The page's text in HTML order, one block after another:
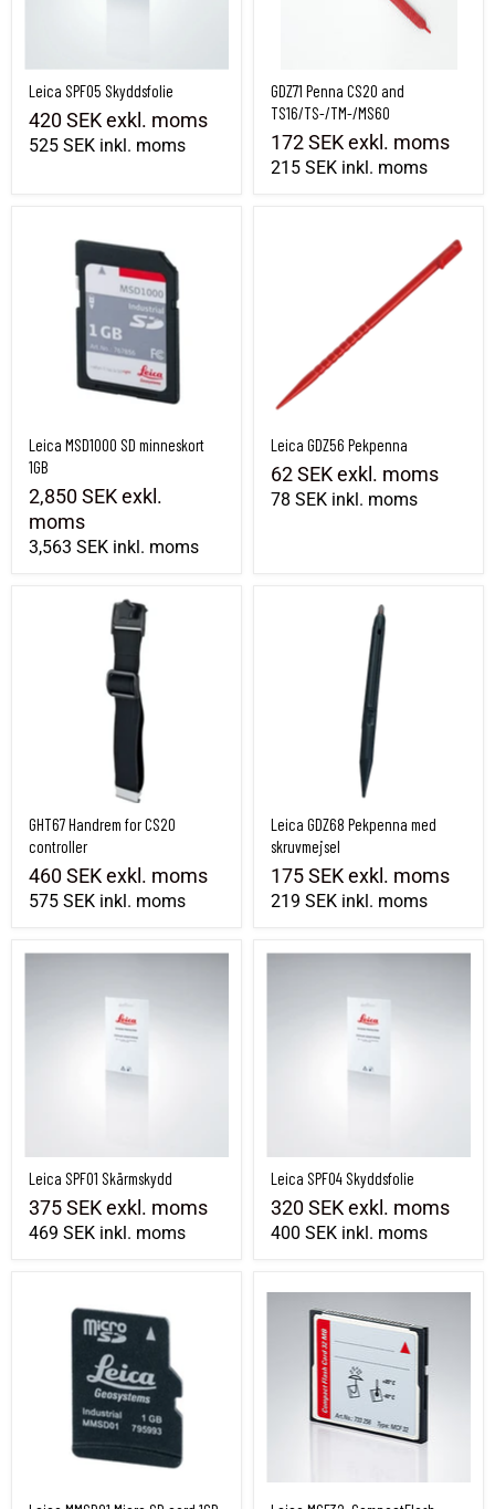
Leica SPF05 Skyddsfolie
420 SEKexkl. moms
525 SEK inkl. moms
GDZ71 Penna CS20 and
TS16/TS-/TM-/MS60
172 SEKexkl. moms
215 SEK inkl. moms
Leica MSD1000 SD minneskort
1GB
2,850 SEKexkl.
moms
3,563 SEK inkl. moms
Leica GDZ56 Pekpenna
62 SEKexkl. moms
78 SEK inkl. moms
GHT67 Handrem for CS20 controller
GHT67 Handrem for CS20
controller
460 SEKexkl. moms
575 SEK inkl. moms
Leica GDZ68 Pekpenna med skruvmejsel
Leica GDZ68 Pekpenna med
skruvmejsel
175 SEKexkl. moms
219 SEK inkl. moms
Leica SPF01 Skärmskydd
375 SEKexkl. moms
469 SEK inkl. moms
Leica SPF04 Skyddsfolie
320 SEKexkl. moms
400 SEK inkl. moms
Leica MCF32, CompactFlash minneskort